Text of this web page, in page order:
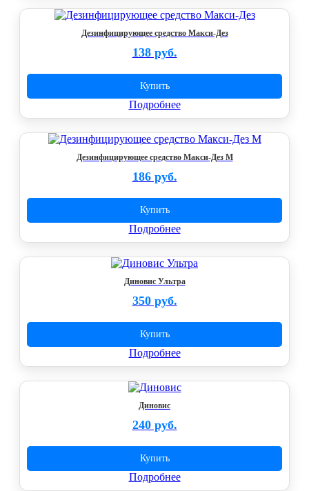
Дезинфицирующее средство Макси-Дез
138 руб.
Купить
Подробнее
Дезинфицирующее средство Макси-Дез М
186 руб.
Купить
Подробнее
Диновис Ультра
350 руб.
Купить
Подробнее
Диновис
240 руб.
Купить
Подробнее